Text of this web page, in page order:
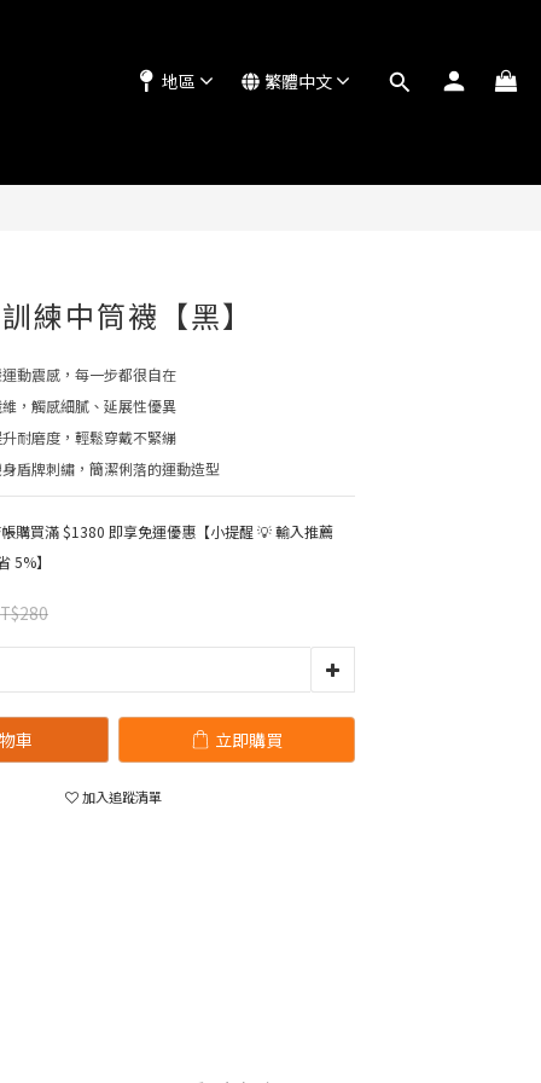
地區 繁體中文
練中筒襪【黑】
動震感，每一步都很自在
，觸感細膩、延展性優異
耐磨度，輕鬆穿戴不緊繃
盾牌刺繡，簡潔俐落的運動造型
購買滿 $1380 即享免運優惠【小提醒 💡 輸入推薦
5%】
車 立即購買
加入追蹤清單